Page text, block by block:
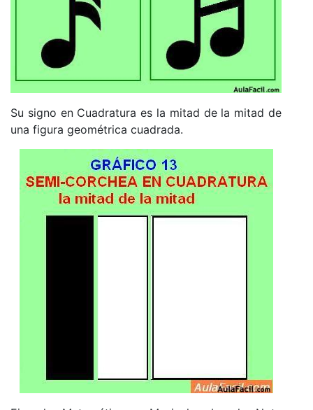
Su signo en Cuadratura es la mitad de la mitad de
una figura geométrica cuadrada.